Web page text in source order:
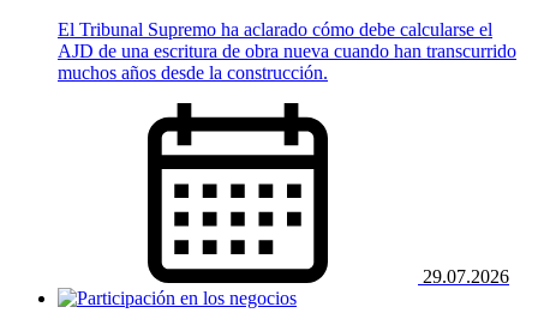
El Tribunal Supremo ha aclarado cómo debe calcularse el
AJD de una escritura de obra nueva cuando han transcurrido
muchos años desde la construcción.
29.07.2026